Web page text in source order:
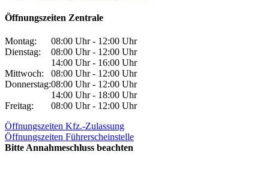
Öffnungszeiten Zentrale
Montag:
08:00 Uhr - 12:00 Uhr
Dienstag:
08:00 Uhr - 12:00 Uhr
14:00 Uhr - 16:00 Uhr
Mittwoch:
08:00 Uhr - 12:00 Uhr
Donnerstag:08:00 Uhr - 12:00 Uhr
14:00 Uhr - 18:00 Uhr
Freitag:
08:00 Uhr - 12:00 Uhr
Öffnungszeiten Kfz.-Zulassung
Öffnungszeiten Führerscheinstelle
Bitte Annahmeschluss beachten